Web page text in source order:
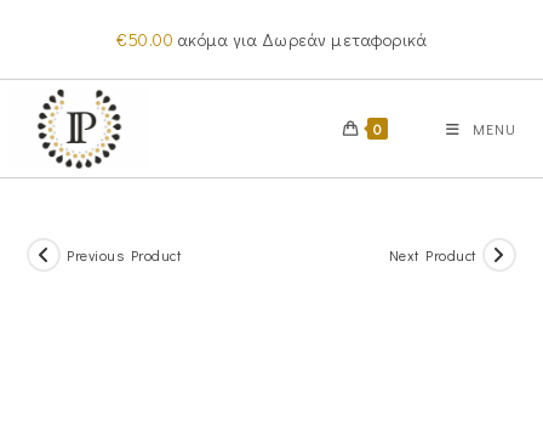
content
€50.00 ακόμα για Δωρεάν μεταφορικά
0 MENU
Previous Product Next Product